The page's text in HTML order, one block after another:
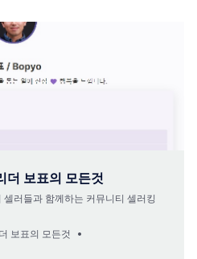
더 보표의 모든것
러들과 함께하는 커뮤니티 셀러킹
보표의 모든것